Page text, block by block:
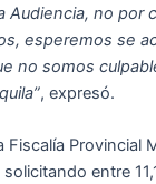
Audiencia, no por
esperemos se
no somos
, expresó.
Fiscalía Provincial
entre